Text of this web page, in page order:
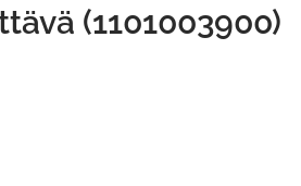
(1101003900)